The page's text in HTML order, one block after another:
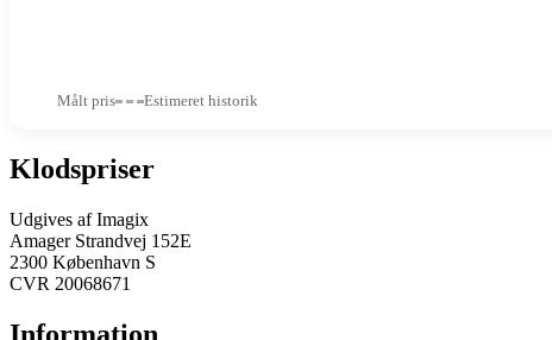
Målt pris Estimeret historik
Klodspriser
Udgives af Imagix
Amager Strandvej 152E
2300 København S
CVR 20068671